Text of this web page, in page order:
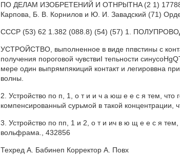
ПО ДЕЛАМ ИЗОБРЕТЕНИЙ И OTHPblTHA (2 1)
Карпова, Б. В. Корнилов и Ю. И. Завадский (71)
СССР (53) 62 1.382 (088.8) (54) (57) 1.
УСТРОЙСТВО, выполненное в виде ппвстины с
получения пороговой чувствиI тепьности
мере один выпрямпякиций контакт и легироввна
волны.
2. Устройство по п, 1, о т и и ч а юш е е с я тем, что
компенсированный сурьмой в такой концентрации,
3. Устройство по пп, 1 и 2, о т и ич в ю щ е е с я
вольфрама., 432856
Техред A. Бабинеп Корректор А. Повх